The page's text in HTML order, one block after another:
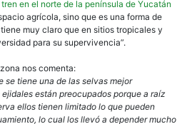
en el norte de la península de Yucatán
agrícola, sino que es una forma de
muy claro que en sitios tropicales y
para su supervivencia”.
nos comenta:
se tiene una de las selvas mejor
están preocupados porque a raíz
ellos tienen limitado lo que pueden
lo cual los llevó a depender mucho